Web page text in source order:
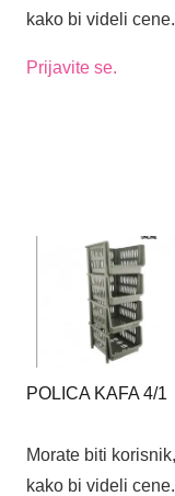
kako bi videli cene.
Prijavite se.
POLICA KAFA 4/1
Morate biti korisnik,
kako bi videli cene.